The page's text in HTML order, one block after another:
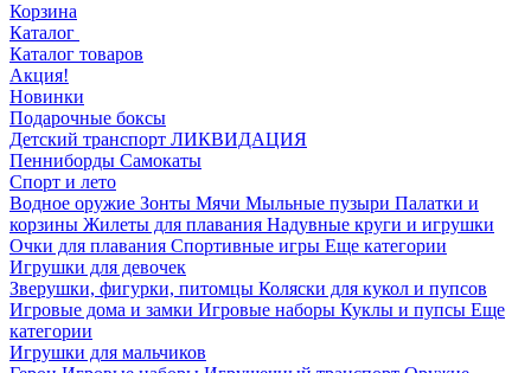
Корзина
Каталог
Каталог товаров
Акция!
Новинки
Подарочные боксы
Детский транспорт ЛИКВИДАЦИЯ
Пенниборды Самокаты
Спорт и лето
Водное оружие Зонты Мячи Мыльные пузыри Палатки и
корзины Жилеты для плавания Надувные круги и игрушки
Очки для плавания Спортивные игры Еще категории
Игрушки для девочек
Зверушки, фигурки, питомцы Коляски для кукол и пупсов
Игровые дома и замки Игровые наборы Куклы и пупсы Еще
категории
Игрушки для мальчиков